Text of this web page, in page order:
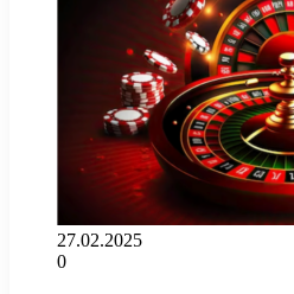
27.02.2025
0